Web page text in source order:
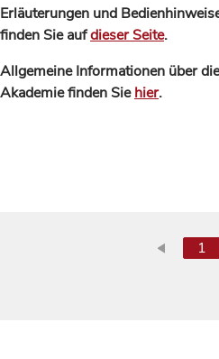
Erläuterungen und
finden Sie aufdieser Seite.
Allgemeine Informationen über
Akademie finden Siehier.
1